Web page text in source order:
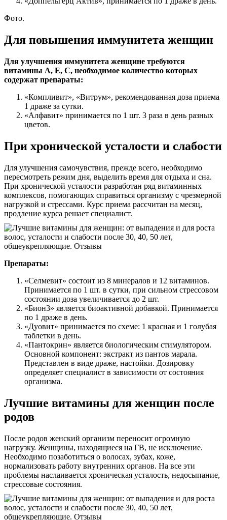
Фото.
Для повышения иммунитета женщин
Для улучшения иммунитета женщине требуются
витамины А, Е, С, необходимое количество которых
содержат препараты:
«Компливит», «Витрум», рекомендованная доза приема
1 драже за сутки.
«Алфавит» принимается по 1 шт. 3 раза в день разных
цветов.
При хронической усталости и слабости
Для улучшения самочувствия, прежде всего, необходимо
пересмотреть режим дня, выделить время для отдыха и сна.
При хронической усталости разработан ряд витаминных
комплексов, помогающих справиться организму с чрезмерной
нагрузкой и стрессами. Курс приема рассчитан на месяц,
продление курса решает специалист.
Препараты:
«Селмевит» состоит из 8 минералов и 12 витаминов.
Принимается по 1 шт. в сутки, при сильном стрессовом
состоянии доза увеличивается до 2 шт.
«Бион3» является биоактивной добавкой. Принимается
по 1 драже в день.
«Дуовит» принимается по схеме: 1 красная и 1 голубая
таблетки в день.
«Пантокрин» является биологическим стимулятором.
Основной компонент: экстракт из пантов марала.
Представлен в виде драже, настойки. Дозировку
определяет специалист в зависимости от состояния
организма.
Лучшие витамины для женщин после
родов
После родов женский организм переносит огромную
нагрузку. Женщины, находящиеся на ГВ, не исключение.
Необходимо позаботиться о волосах, зубах, коже,
нормализовать работу внутренних органов. На все эти
проблемы наслаивается хроническая усталость, недосыпание,
стрессовые состояния.